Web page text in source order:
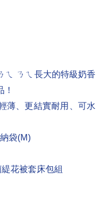
ㄟ ㄋㄟ長大的特級奶香
薄、更結實耐用、可水
袋(M)
花被套床包組